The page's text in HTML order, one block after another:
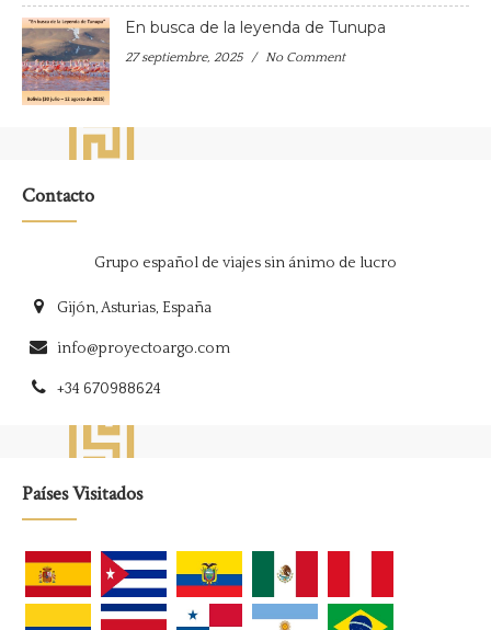
En busca de la leyenda de Tunupa
27 septiembre, 2025 No Comment
Contacto
Grupo español de viajes sin ánimo de lucro
Gijón, Asturias, España
info@proyectoargo.com
+34 670988624
Países Visitados